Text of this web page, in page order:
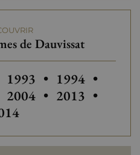
de Dauvissat
de Dauvissatde Dauvissat
Autres millésimes de
1993 • Autres
1994 •
de Dauvissat
2004 • Autres
2013 •